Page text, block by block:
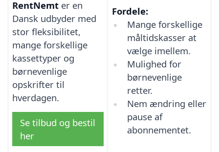
RentNemt er en
Dansk udbyder med
stor fleksibilitet,
mange forskellige
kassettyper og
børnevenlige
opskrifter til
hverdagen.
Se tilbud og bestil
her
Fordele:
Mange forskellige
måltidskasser at
vælge imellem.
Mulighed for
børnevenlige
retter.
Nem ændring eller
pause af
abonnementet.